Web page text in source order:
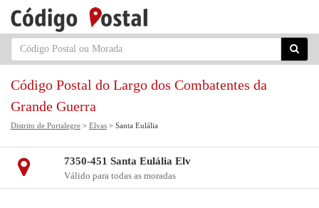
Código Postal do Largo dos Combatentes da
Grande Guerra
Distrito de Portalegre > Elvas > Santa Eulália
7350-451 Santa Eulália Elv
Válido para todas as moradas